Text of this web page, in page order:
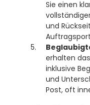
Sie einen
und
erhalten
inklusive
und
Post, oft